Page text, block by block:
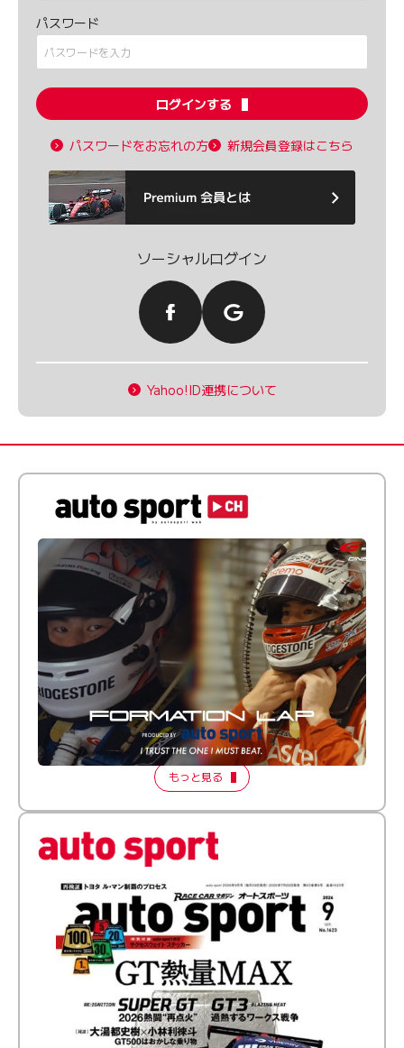
パスワード
ログインする
パスワードをお忘れの方 新規会員登録はこちら
ソーシャルログイン
Yahoo!ID連携について
倒す相手を、信じてる。小林利徠斗 × 野村勇斗
【FORMATION LAP Produced by auto sport】
2026 Episode 2
もっと見る